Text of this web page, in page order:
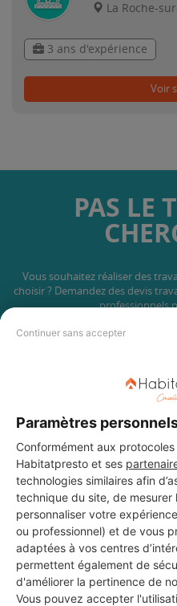
Continuer sans accepter
Paramètres
Conformément aux
Habitatpresto et ses
technologies similaires afin
technique du site, de mesurer
personnaliser votre
ou professionnel) et de vous
adaptées à vos centres
permettent également de
d'améliorer la pertinence de
Vous pouvez accepter
La Roche-
3 ans d'expérience
Voir
PAS LE
Vous souhaitez réaliser des
choisir ? Demandez des devis
professionnels